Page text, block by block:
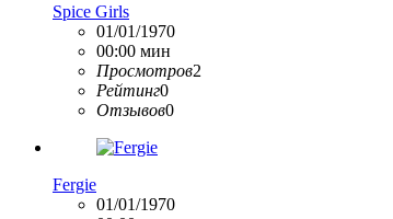
Spice Girls
01/01/1970
00:00 мин
Просмотров2
Рейтинг0
Отзывов0
Fergie
01/01/1970